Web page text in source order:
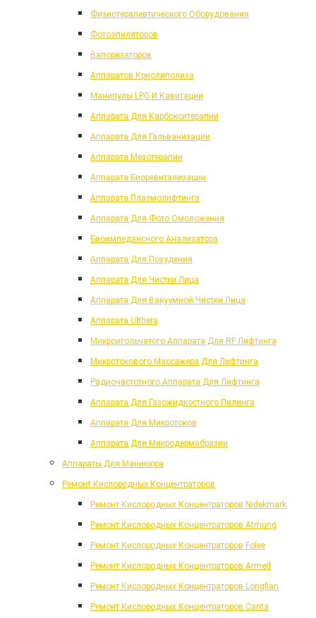
Физиотерапевтического Оборудования
Фотоэпиляторов
Вапоризаторов
Аппаратов Криолиполиза
Манипулы LPG И Кавитации
Аппарата Для Карбокситерапии
Аппарата Для Гальванизации
Аппарата Мезотерапии
Аппарата Биоревитализации
Аппарата Плазмолифтинга
Аппарата Для Фото Омоложения
Биоимпедансного Анализатора
Аппарата Для Похудения
Аппарата Для Чистки Лица
Аппарата Для Вакуумной Чистки Лица
Аппарата Ulthera
Микроигольчатого Аппарата Для RF Лифтинга
Микротокового Массажера Для Лифтинга
Радиочастотного Аппарата Для Лифтинга
Аппарата Для Газожидкостного Пилинга
Аппарата Для Микротоков
Аппарата Для Микродермабразии
Аппараты Для Маникюра
Ремонт Кислородных Концентраторов
Ремонт Кислородных Концентраторов Nidekmark
Ремонт Кислородных Концентраторов Atmung
Ремонт Кислородных Концентраторов Folee
Ремонт Кислородных Концентраторов Armed
Ремонт Кислородных Концентраторов Longfian
Ремонт Кислородных Концентраторов Canta